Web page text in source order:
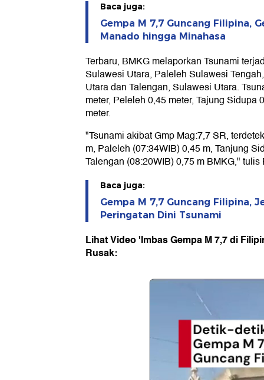
Baca juga:
Gempa M 7,7 Guncang Filipina,
Manado hingga Minahasa
Terbaru, BMKG melaporkan Tsunami
Sulawesi Utara, Paleleh Sulawesi
Utara dan Talengan, Sulawesi Utara.
meter, Peleleh 0,45 meter, Tajung Sidupa
meter.
"Tsunami akibat Gmp Mag:7,7 SR,
m, Paleleh (07:34WIB) 0,45 m, Tanjung
Talengan (08:20WIB) 0,75 m BMKG," tulis
Baca juga:
Gempa M 7,7 Guncang Filipina,
Peringatan Dini Tsunami
Lihat Video 'Imbas Gempa M 7,7 di
Rusak: